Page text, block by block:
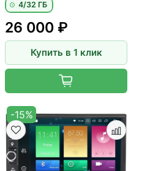
4/32 ГБ
26 000 ₽
Купить в 1 клик
-15%